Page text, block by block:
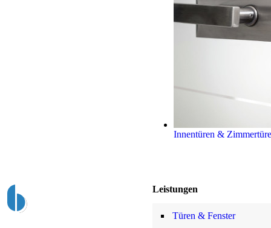
Innentüren &
Leistungen
Türen & Fenster